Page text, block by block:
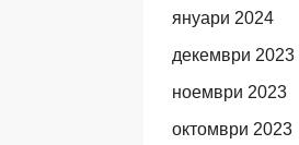
януари 2024
декември 2023
ноември 2023
октомври 2023